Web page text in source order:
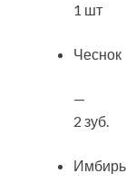
1 шт
Чеснок
—
2 зуб.
Имбирь